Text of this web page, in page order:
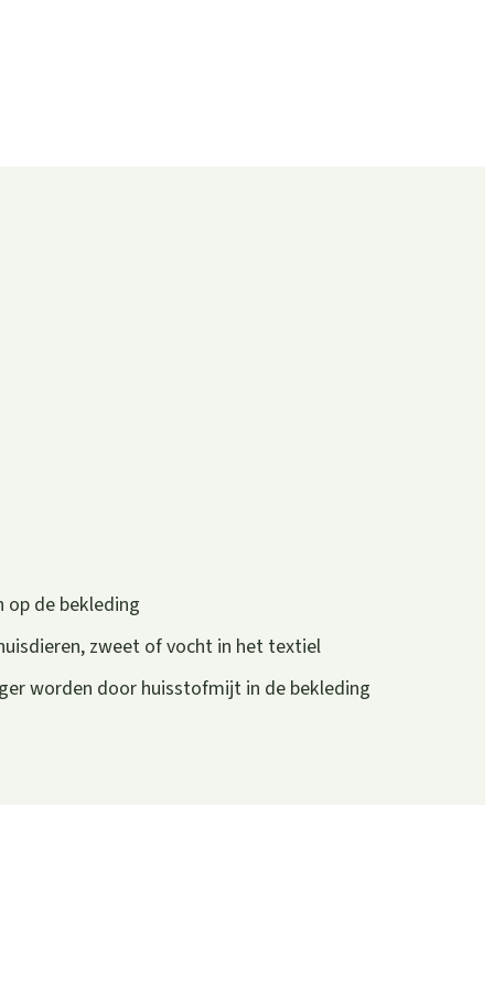
op de bekleding
zweet of vocht in het textiel
worden door huisstofmijt in de bekleding